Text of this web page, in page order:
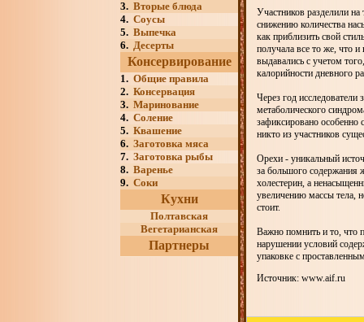
3. Вторые блюда
4. Соусы
5. Выпечка
6. Десерты
Консервирование
1. Общие правила
2. Консервация
3. Маринование
4. Соление
5. Квашение
6. Заготовка мяса
7. Заготовка рыбы
8. Варенье
9. Соки
Кухни
Полтавская
Вегетарианская
Партнеры
Участников разделили
снижению количества
как приблизить свой
получала все то же, что
выдавались с учетом
калорийности дневного
Через год исследователи
метаболического
зафиксировано особенно
никто из участников
Орехи - уникальный
за большого содержания
холестерин, а
увеличению массы тела,
стоит.
Важно помнить и то, что
нарушении условий
упаковке с
Источник: www.aif.ru